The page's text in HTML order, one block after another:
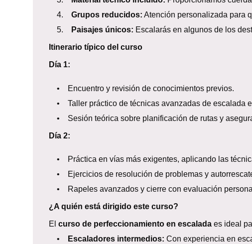
4. Grupos reducidos: Atención personalizada para
5.
Paisajes únicos: Escalarás en algunos de los
Itinerario típico del curso
Día 1:
• Encuentro y revisión de conocimientos previos.
• Taller práctico de técnicas avanzadas de escalada
• Sesión teórica sobre planificación de rutas y
Día 2:
• Práctica en vías más exigentes, aplicando las
• Ejercicios de resolución de problemas y
• Rapeles avanzados y cierre con evaluación
¿A quién está dirigido este curso?
El curso de perfeccionamiento en escaladaes ideal
•
Escaladores intermedios: Con experiencia en